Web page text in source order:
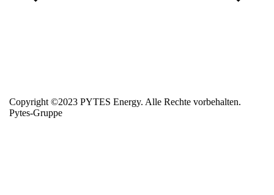
Copyright ©2023 PYTES Energy. Alle Rechte vorbehalten.
Pytes-Gruppe